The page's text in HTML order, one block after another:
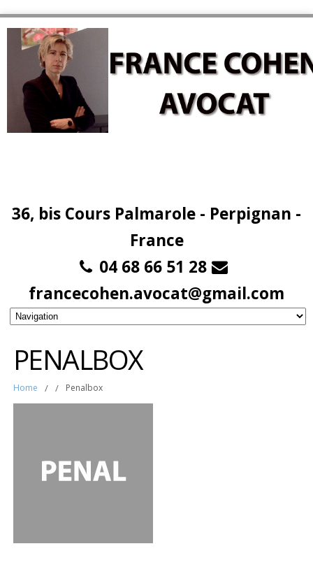
36, bis Cours Palmarole - Perpignan -
France
04 68 66 51 28
francecohen.avocat@gmail.com
PENALBOX
Home / / Penalbox